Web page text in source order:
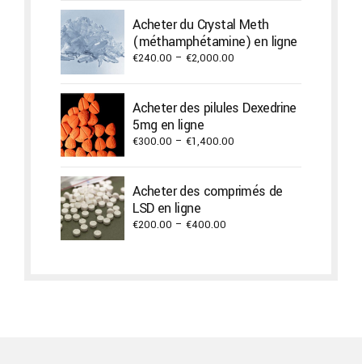
through
€1,300.00
Acheter du Crystal Meth
(méthamphétamine) en ligne
€240.00 – €2,000.00
through
Acheter des pilules Dexedrine
5mg en ligne
€300.00 – €1,400.00
through
Acheter des comprimés de
LSD en ligne
€200.00 – €400.00